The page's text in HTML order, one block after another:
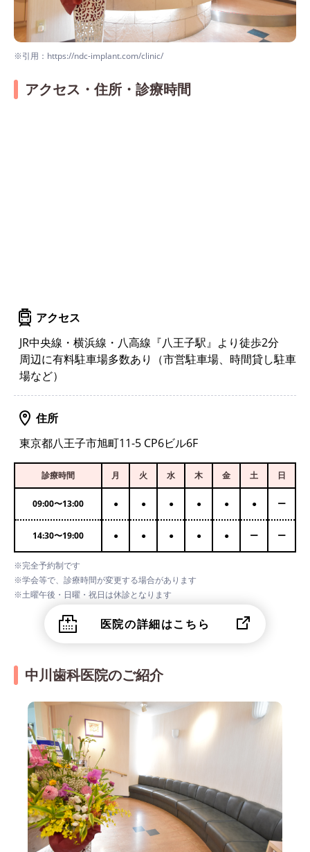
※引用：https://ndc-implant.com/clinic/
アクセス・住所・診療時間
アクセス
JR中央線・横浜線・八高線『八王子駅』より徒歩2分
周辺に有料駐車場多数あり（市営駐車場、時間貸し駐車
場など）
住所
東京都八王子市旭町11-5 CP6ビル6F
診療時間 月 火 水 木 金 土 日
09:00〜13:00 ● ● ● ● ● ● ー
14:30〜19:00 ● ● ● ● ● ー ー
※完全予約制です
※学会等で、診療時間が変更する場合があります
※土曜午後・日曜・祝日は休診となります
医院の詳細はこちら
中川歯科医院のご紹介